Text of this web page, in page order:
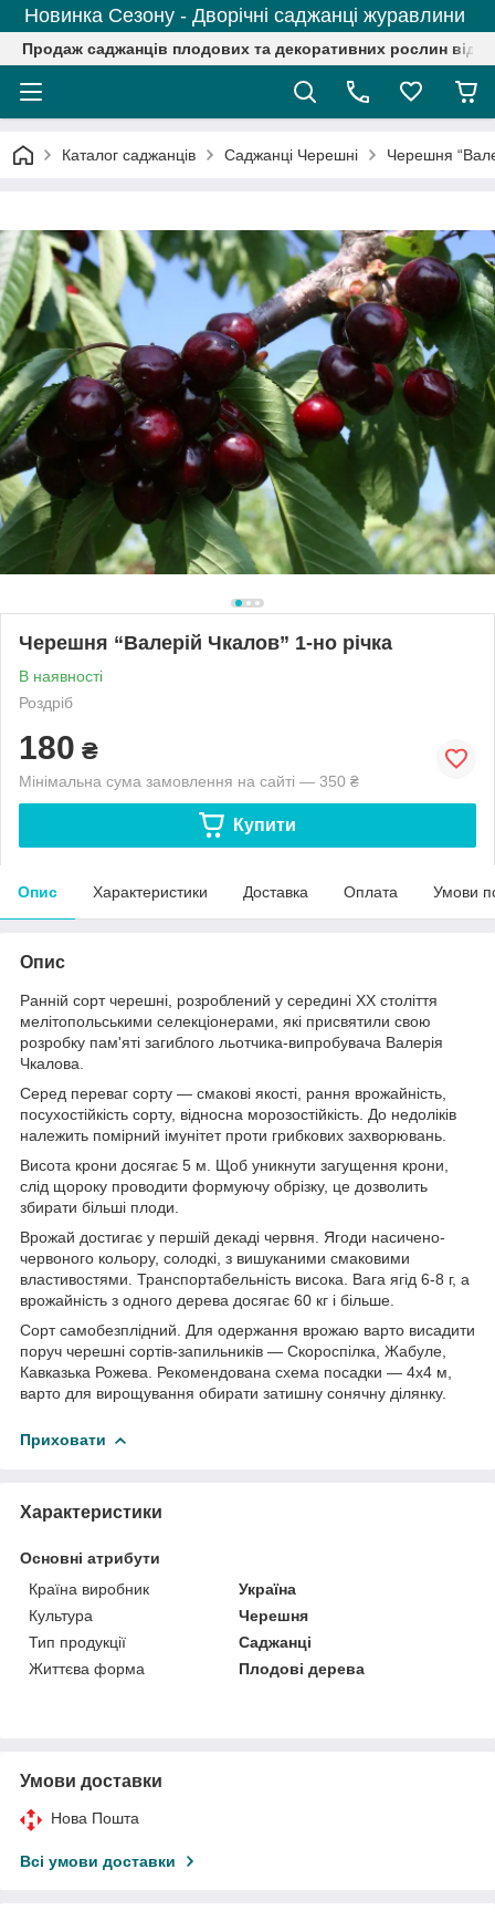
Новинка Сезону - Дворічні саджанці журавлини
Продаж саджанців плодових та декоративних рослин від
Каталог саджанців Саджанці Черешні Черешня
Черешня “Валерій Чкалов” 1-но річка
В наявності
Роздріб
180 ₴
Мінімальна сума замовлення на сайті — 350 ₴
Купити
Опис Характеристики Доставка Оплата Умови
Опис
Ранній сорт черешні, розроблений у середині ХХ століття
мелітопольськими селекціонерами, які присвятили свою
розробку пам'яті загиблого льотчика-випробувача Валерія
Чкалова.
Серед переваг сорту — смакові якості, рання врожайність,
посухостійкість сорту, відносна морозостійкість. До недоліків
належить помірний імунітет проти грибкових захворювань.
Висота крони досягає 5 м. Щоб уникнути загущення крони,
слід щороку проводити формуючу обрізку, це дозволить
збирати більші плоди.
Врожай достигає у першій декаді червня. Ягоди насичено-
червоного кольору, солодкі, з вишуканими смаковими
властивостями. Транспортабельність висока. Вага ягід 6-8 г, а
врожайність з одного дерева досягає 60 кг і більше.
Сорт самобезплідний. Для одержання врожаю варто висадити
поруч черешні сортів-запильників — Скороспілка, Жабуле,
Кавказька Рожева. Рекомендована схема посадки — 4х4 м,
варто для вирощування обирати затишну сонячну ділянку.
Приховати
Характеристики
Основні атрибути
Країна виробник
Україна
Культура
Черешня
Тип продукції
Саджанці
Життєва форма
Плодові дерева
Умови доставки
Нова Пошта
Всі умови доставки